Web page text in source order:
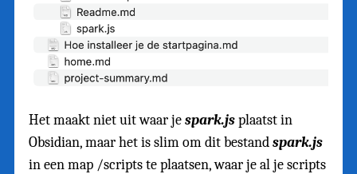
Het maakt niet uit waar jespark.jsplaatst in
Obsidian, maar het is slim om dit bestandspark.js
in een map /scripts te plaatsen, waar je al je scripts